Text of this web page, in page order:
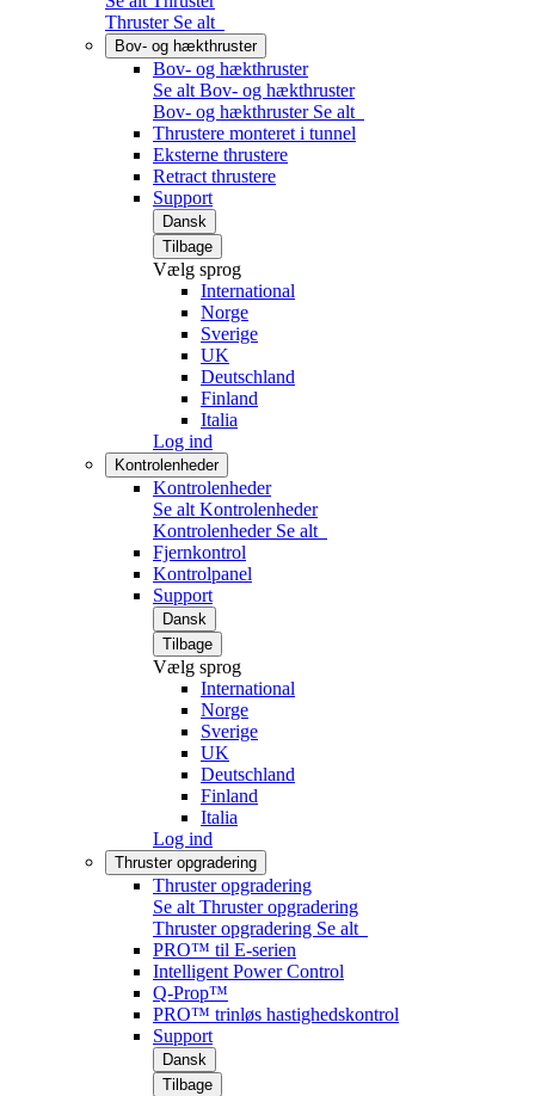
Thruster Se alt
Bov- og hækthruster
Bov- og hækthruster
Se alt Bov- og hækthruster
Bov- og hækthruster Se alt
Thrustere monteret i tunnel
Eksterne thrustere
Retract thrustere
Support
Dansk
Tilbage
Vælg sprog
International
Norge
Sverige
UK
Deutschland
Finland
Italia
Log ind
Kontrolenheder
Kontrolenheder
Se alt Kontrolenheder
Kontrolenheder Se alt
Fjernkontrol
Kontrolpanel
Support
Dansk
Tilbage
Vælg sprog
International
Norge
Sverige
UK
Deutschland
Finland
Italia
Log ind
Thruster opgradering
Thruster opgradering
Se alt Thruster opgradering
Thruster opgradering Se alt
PRO™ til E-serien
Intelligent Power Control
Q-Prop™
PRO™ trinløs hastighedskontrol
Support
Dansk
Tilbage